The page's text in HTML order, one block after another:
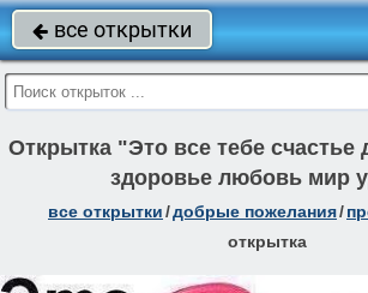
 все открытки
Открытка "Это все тебе счастье
здоровье любовь мир
все открытки/добрые пожелания/
открытка